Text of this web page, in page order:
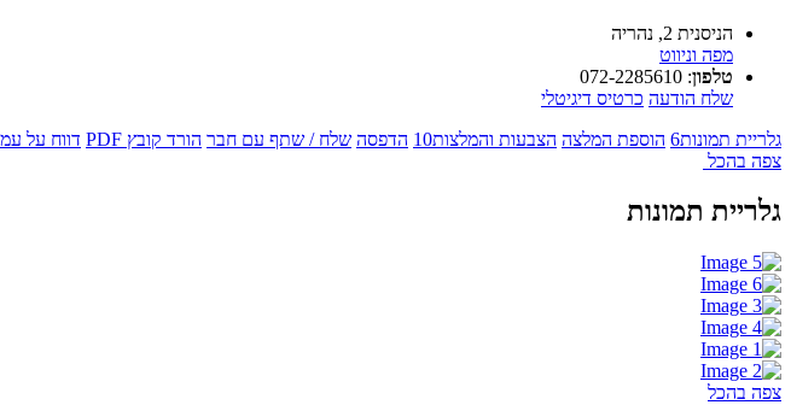
הניסנית 2, נהריה
מפה וניווט
טלפון:
072-2285610
שלח הודעה כרטיס דיגיטלי
גלריית תמונות6 הוספת המלצה הצבעות והמלצות10 הדפסה שלח / שתף עם חבר הורד קובץ PDF
דווח על
צפה בהכל
גלריית תמונות
צפה בהכל